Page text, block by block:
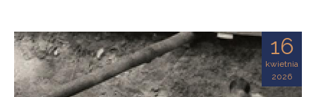
16
kwietnia
2026